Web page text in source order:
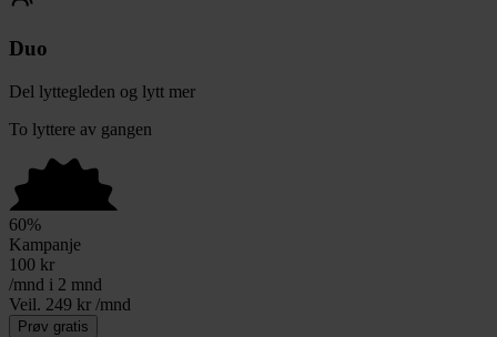
Duo
Del lyttegleden og lytt mer
To lyttere av gangen
60%
Kampanje
100 kr
/mnd i 2 mnd
Veil. 249 kr /mnd
Prøv gratis